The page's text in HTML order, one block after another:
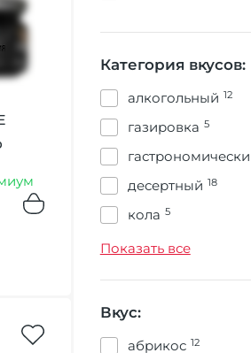
Категория вкусов:
алкогольный 12
газировка 5
десертный 18
кола 5
конфетный
Показать все
Вкус:
абрикос 12